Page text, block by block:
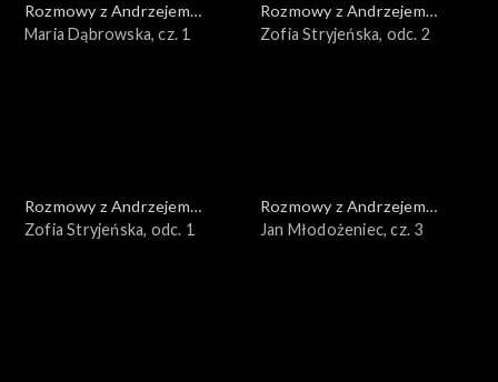
Rozmowy z Andrzejem
Doboszem
Maria Dąbrowska, cz. 1
Rozmowy z Andrzejem
Doboszem
Zofia Stryjeńska, odc. 2
Rozmowy z Andrzejem
Doboszem
Zofia Stryjeńska, odc. 1
Rozmowy z Andrzejem
Doboszem
Jan Młodożeniec, cz. 3